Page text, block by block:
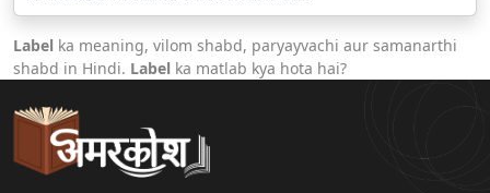
Label ka meaning, vilom shabd, paryayvachi aur samanarthi
shabd in Hindi. Label ka matlab kya hota hai?